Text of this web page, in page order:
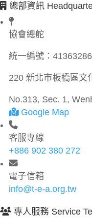
總部資訊
協會總舵
統一編號： 41363286
220 新北市板橋區文
No.313, Sec. 1,
Google Map
客服專線
+886 902 380 272
電子信箱
info@t-e-a.org.tw
專人服務 Service